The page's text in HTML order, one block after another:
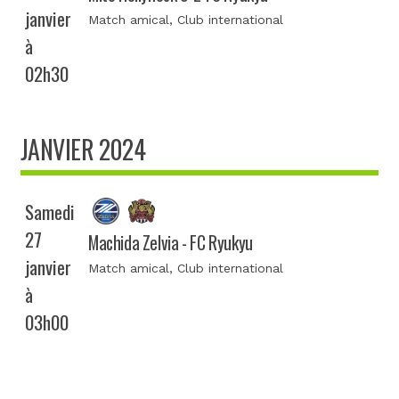
janvier
à
02h30
Match amical, Club international
JANVIER 2024
Samedi
27
janvier
à
03h00
Machida Zelvia - FC Ryukyu
Match amical, Club international